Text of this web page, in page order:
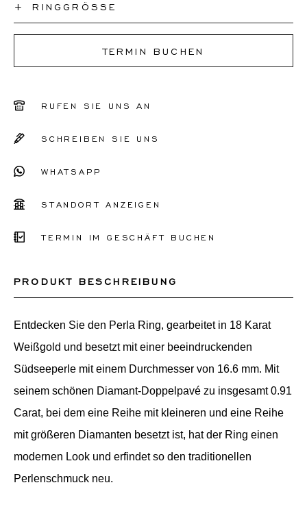
+RINGGRÖSSE
Ich kenne meine Ringgröße nicht
50
54
55
TERMIN BUCHEN
RUFEN SIE UNS AN
SCHREIBEN SIE UNS
WHATSAPP
STANDORT ANZEIGEN
TERMIN IM GESCHÄFT BUCHEN
PRODUKT BESCHREIBUNG
Entdecken Sie den Perla Ring, gearbeitet in 18 Karat
Weißgold und besetzt mit einer beeindruckenden
Südseeperle mit einem Durchmesser von 16.6 mm. Mit
seinem schönen Diamant-Doppelpavé zu insgesamt 0.91
Carat, bei dem eine Reihe mit kleineren und eine Reihe
mit größeren Diamanten besetzt ist, hat der Ring einen
modernen Look und erfindet so den traditionellen
Perlenschmuck neu.